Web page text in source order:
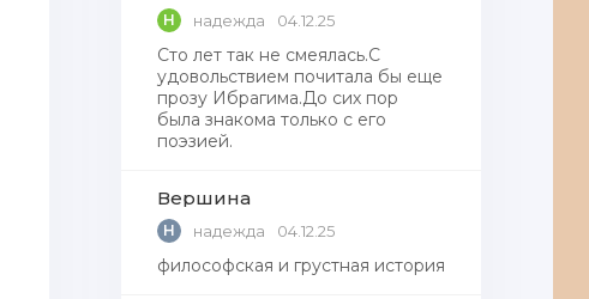
Н надежда 04.12.25
Сто лет так не смеялась.С
удовольствием почитала бы еще
прозу Ибрагима.До сих пор
была знакома только с его
поэзией.
Вершина
Н надежда 04.12.25
философская и грустная история